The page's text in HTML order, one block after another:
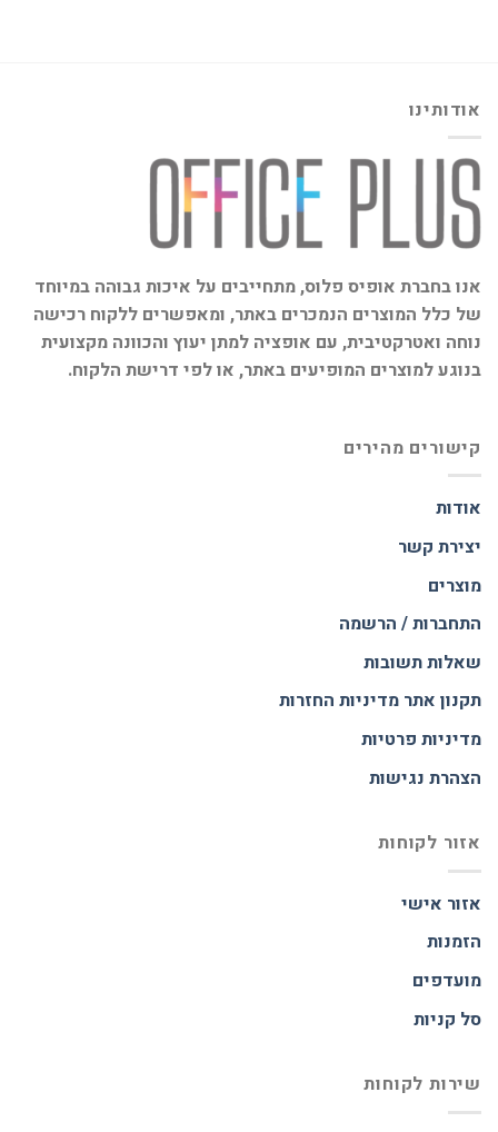
אודותינו
אנו בחברת אופיס פלוס, מתחייבים על איכות גבוהה במיוחד
של כלל המוצרים הנמכרים באתר, ומאפשרים ללקוח רכישה
נוחה ואטרקטיבית, עם אופציה למתן יעוץ והכוונה מקצועית
בנוגע למוצרים המופיעים באתר, או לפי דרישת הלקוח.
קישורים מהירים
אודות
יצירת קשר
מוצרים
התחברות / הרשמה
שאלות תשובות
תקנון אתר מדיניות החזרות
מדיניות פרטיות
הצהרת נגישות
אזור לקוחות
אזור אישי
הזמנות
מועדפים
סל קניות
שירות לקוחות